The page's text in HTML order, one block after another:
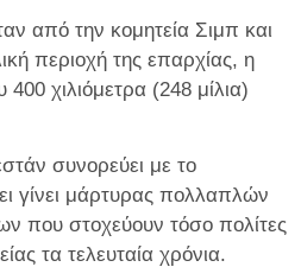
από την κομητεία Σιμπ και
περιοχή της επαρχίας, η
χιλιόμετρα (248 μίλια)
συνορεύει με το
γίνει μάρτυρας πολλαπλών
που στοχεύουν τόσο πολίτες
τα τελευταία χρόνια.